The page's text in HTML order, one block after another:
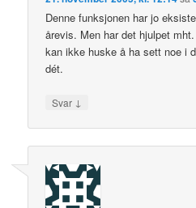
Denne funksjonen har jo
årevis. Men har det hjulpet
kan ikke huske å ha sett noe i
dét.
Svar ↓